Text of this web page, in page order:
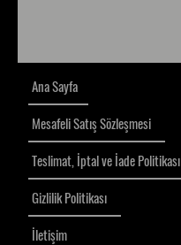
Ana Sayfa
Mesafeli Satış Sözleşmesi
Teslimat, İptal ve İade Politikası
Gizlilik Politikası
İletişim